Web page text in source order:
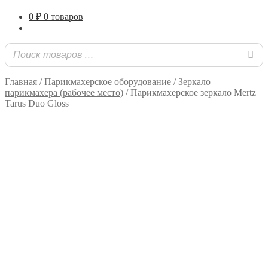
0 ₽ 0 товаров
Главная /Парикмахерское оборудование /Зеркало
парикмахера (рабочее место) /Парикмахерское зеркало Mertz
Tarus Duo Gloss